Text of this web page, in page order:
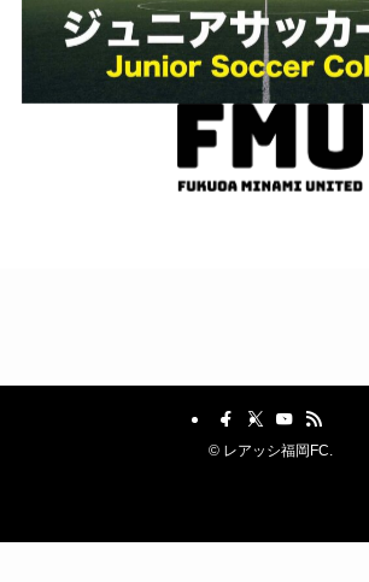
©レアッシ福岡FC.